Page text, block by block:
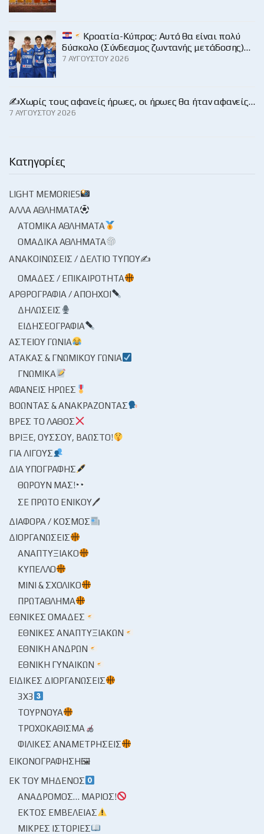
Κροατία-Κύπρος: Αυτό θα είναι πολύ
δύσκολο (Σύνδεσμος ζωντανής μετάδοσης)…
7 ΑΥΓΟΎΣΤΟΥ 2026
✍️Χωρίς τους αφανείς ήρωες, οι ήρωες θα ήταν αφανείς…
7 ΑΥΓΟΎΣΤΟΥ 2026
Κατηγορίες
LIGHT MEMORIES
ΆΛΛΑ ΑΘΛΉΜΑΤΑ
ΑΤΟΜΙΚΆ ΑΘΛΉΜΑΤΑ
ΟΜΑΔΙΚΆ ΑΘΛΉΜΑΤΑ
ΑΝΑΚΟΙΝΏΣΕΙΣ / ΔΕΛΤΊΟ ΤΎΠΟΥ✍
ΟΜΆΔΕΣ / ΕΠΙΚΑΙΡΌΤΗΤΑ
ΑΡΘΡΟΓΡΑΦΊΑ / ΑΠΌΗΧΟΙ
ΔΗΛΏΣΕΙΣ
ΕΙΔΗΣΕΟΓΡΑΦΊΑ
ΑΣΤΕΊΟΥ ΓΩΝΊΑ
ΑΤΆΚΑΣ & ΓΝΩΜΙΚΟΎ ΓΩΝΊΑ
ΓΝΩΜΙΚΆ
ΑΦΑΝΕΊΣ ΉΡΩΕΣ
ΒΟΏΝΤΑΣ & ΑΝΑΚΡΆΖΟΝΤΑΣ
ΒΡΕΣ ΤΟ ΛΆΘΟΣ
ΒΡΊΞΕ, ΟΎΣΣΟΥ, ΒΆΩΣΤΟ!
ΓΙΑ ΛΊΓΟΥΣ
ΔΙΑ ΥΠΟΓΡΑΦΉΣ
ΘΩΡΟΎΝ ΜΑΣ!
ΣΕ ΠΡΏΤΟ ΕΝΙΚΟΎ🖊
ΔΙΆΦΟΡΑ / ΚΌΣΜΟΣ
ΔΙΟΡΓΑΝΏΣΕΙΣ
ΑΝΑΠΤΥΞΙΑΚΌ
ΚΎΠΕΛΛΟ
ΜΊΝΙ & ΣΧΟΛΙΚΌ
ΠΡΩΤΆΘΛΗΜΑ
ΕΘΝΙΚΈΣ ΟΜΆΔΕΣ
ΕΘΝΙΚΈΣ ΑΝΑΠΤΥΞΙΑΚΏΝ
ΕΘΝΙΚΉ ΑΝΔΡΏΝ
ΕΘΝΙΚΉ ΓΥΝΑΙΚΏΝ
ΕΙΔΙΚΈΣ ΔΙΟΡΓΑΝΏΣΕΙΣ
3X3
ΤΟΥΡΝΟΥΆ
ΤΡΟΧΟΚΆΘΙΣΜΑ
ΦΙΛΙΚΈΣ ΑΝΑΜΕΤΡΉΣΕΙΣ
ΕΙΚΟΝΟΓΡΆΦΗΣΗ🖼
ΕΚ ΤΟΥ ΜΗΔΕΝΌΣ
ΑΝΆΔΡΟΜΟΣ… ΜΆΡΙΟΣ!
ΕΚΤΌΣ ΕΜΒΈΛΕΙΑΣ
ΜΙΚΡΈΣ ΙΣΤΟΡΊΕΣ